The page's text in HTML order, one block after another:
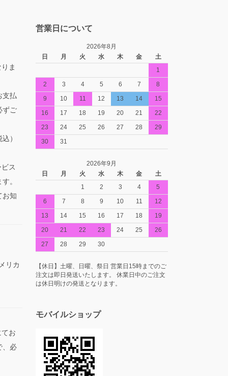
ま
支払
ずご
）
ス
。
お知
リカ
お
、必
営業日について
2026年8月
日
月 火 水 木 金
土
1
2
3 4 5 6 7
8
9
10 11 12 13 14
15
16
17 18 19 20 21
22
23
24 25 26 27 28
29
30
31
2026年9月
日
月 火 水 木 金
土
1
2 3 4
5
6
7 8 9 10 11
12
13
14 15 16 17 18
19
20
21 22 23 24 25
26
27
28 29 30
【休日】土曜、日曜、祭日 営業日15時までのご
注文は即日発送いたします。 休業日中のご注文
は休日明けの発送となります。
モバイルショップ